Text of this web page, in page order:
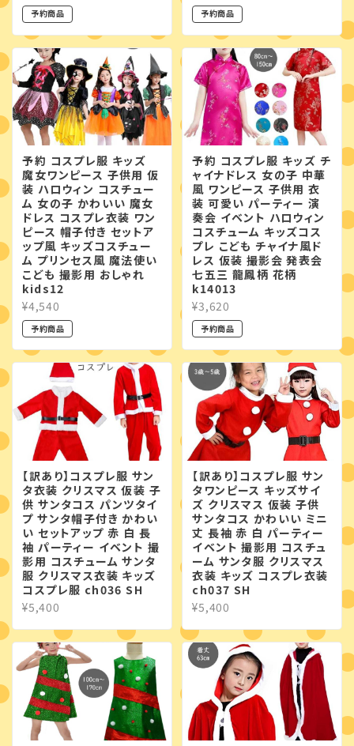
予約商品 予約商品
予約 コスプレ服 キッズ
魔女ワンピース 子供用 仮
装 ハロウィン コスチュー
ム 女の子 かわいい 魔女
ドレス コスプレ衣装 ワン
ピース 帽子付き セットア
ップ風 キッズコスチュー
ム プリンセス風 魔法使い
こども 撮影用 おしゃれ
kids12
¥4,540
予約商品
予約 コスプレ服 キッズ チ
ャイナドレス 女の子 中華
風 ワンピース 子供用 衣
装 可愛い パーティー 演
奏会 イベント ハロウィン
コスチューム キッズコス
プレ こども チャイナ風ド
レス 仮装 撮影会 発表会
七五三 龍鳳柄 花柄
k14013
¥3,620
予約商品
【訳あり】コスプレ服 サン
タ衣装 クリスマス 仮装 子
供 サンタコス パンツタイ
プ サンタ帽子付き かわい
い セットアップ 赤 白 長
袖 パーティー イベント 撮
影用 コスチューム サンタ
服 クリスマス衣装 キッズ
コスプレ服 ch036 SH
¥5,400
【訳あり】コスプレ服 サン
タワンピース キッズサイ
ズ クリスマス 仮装 子供
サンタコス かわいい ミニ
丈 長袖 赤 白 パーティー
イベント 撮影用 コスチュ
ーム サンタ服 クリスマス
衣装 キッズ コスプレ衣装
ch037 SH
¥5,400